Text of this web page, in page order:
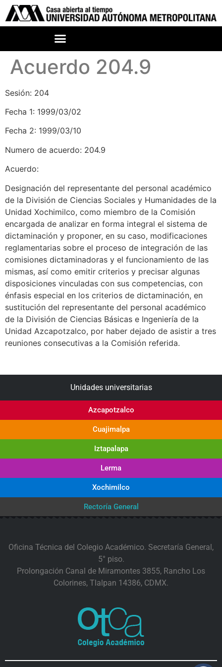
Acuerdo 204.9
Sesión: 204
Fecha 1: 1999/03/02
Fecha 2: 1999/03/10
Numero de acuerdo: 204.9
Acuerdo:
Designación del representante del personal académico
de la División de Ciencias Sociales y Humanidades de la
Unidad Xochimilco, como miembro de la Comisión
encargada de analizar en forma integral el sistema de
dictaminación y proponer, en su caso, modificaciones
reglamentarias sobre el proceso de integración de las
comisiones dictaminadoras y el funcionamiento de las
mismas, así como emitir criterios y precisar algunas
disposiciones vinculadas con sus competencias, con
énfasis especial en los criterios de dictaminación, en
sustitución del representante del personal académico
de la División de Ciencias Básicas e Ingeniería de la
Unidad Azcapotzalco, por haber dejado de asistir a tres
reuniones consecutivas a la Comisión referida.
Unidades universitarias
Azcapotzalco
Cuajimalpa
Iztapalapa
Lerma
Xochimilco
Rectoría General
Oficina Técnica del Colegio Académico. Secretaría General,
5° piso.
Prolongación Canal de Miramontes 3855, Rancho Los
Colorines, Tlalpan 14386, CDMX.